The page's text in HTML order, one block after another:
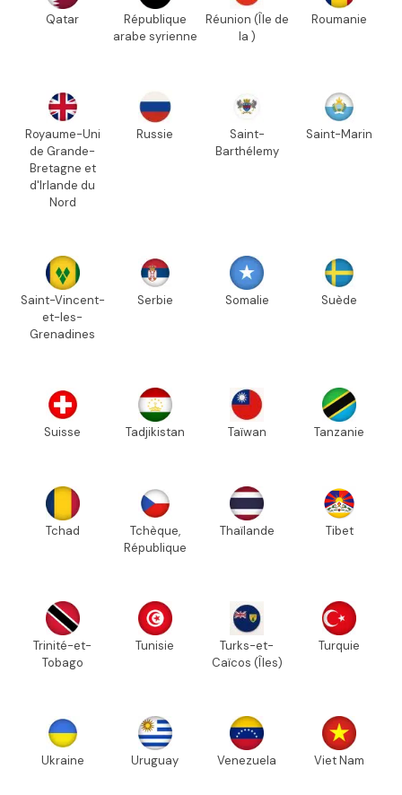
Qatar
République
arabe syrienne
Réunion (Île de
la )
Roumanie
Royaume-Uni
de Grande-
Bretagne et
d'Irlande du
Nord
Russie
Saint-
Barthélemy
Saint-Marin
Saint-Vincent-
et-les-
Grenadines
Serbie Somalie Suède
Suisse Tadjikistan Taïwan Tanzanie
Tchad
Tchèque,
République
Thaïlande Tibet
Trinité-et-
Tobago
Tunisie
Turks-et-
Caïcos (Îles)
Turquie
Ukraine Uruguay Venezuela Viet Nam